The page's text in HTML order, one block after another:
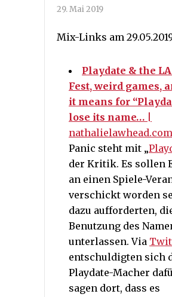
29. Mai 2019
Mix-Links am
Playdate & the
Fest, weird games,
it means for
lose its name…
nathalielawhead.com
Panic steht mit „
der Kritik. Es sollen
an einen Spiele-
verschickt worden
dazu aufforderten,
Benutzung des
unterlassen. Via
entschuldigten sich
Playdate-Macher
sagen dort, dass es